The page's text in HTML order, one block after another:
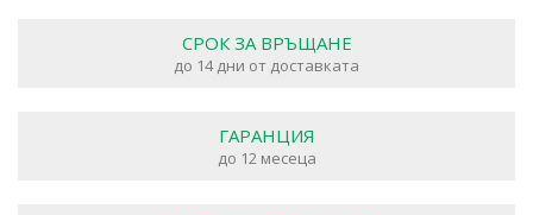
СРОК ЗА ВРЪЩАНЕ
до 14 дни от доставката
ГАРАНЦИЯ
до 12 месеца